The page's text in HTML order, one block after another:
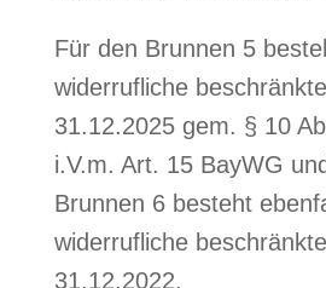
Für den Brunnen 5
widerrufliche
31.12.2025 gem. § 10
i.V.m. Art. 15 BayWG
Brunnen 6 besteht
widerrufliche
31.12.2022.